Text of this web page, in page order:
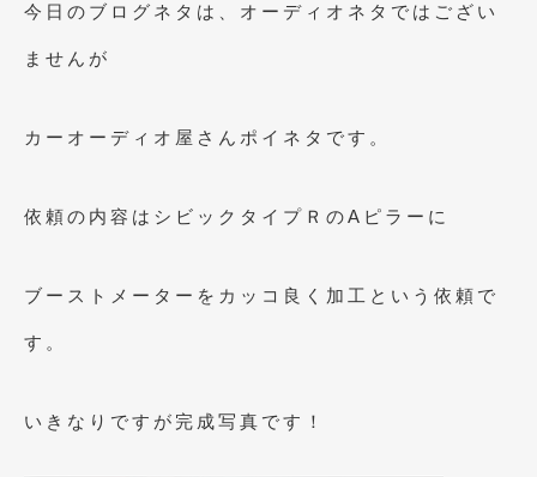
2023年11月(1)
2023年10月
2023年4月(1)
2022年10月 (2)
今日のブログネタは、オーディオネタではござい
ませんが
カーオーディオ屋さんポイネタです。
依頼の内容はシビックタイプＲのAピラーに
ブーストメーターをカッコ良く加工という依頼で
す。
いきなりですが完成写真です！